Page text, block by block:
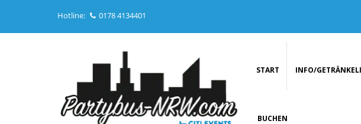
Hotline: 0178 4134401
START INFO/
BUCHEN